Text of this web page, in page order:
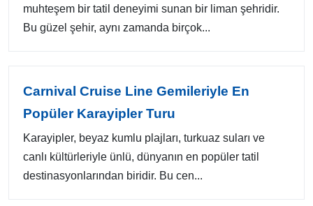
muhteşem bir tatil deneyimi sunan bir liman şehridir.
Bu güzel şehir, aynı zamanda birçok...
Carnival Cruise Line Gemileriyle En
Popüler Karayipler Turu
Karayipler, beyaz kumlu plajları, turkuaz suları ve
canlı kültürleriyle ünlü, dünyanın en popüler tatil
destinasyonlarından biridir. Bu cen...